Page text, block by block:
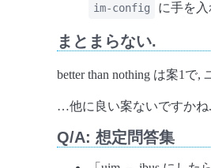
im-config に手を
まとまらない.
better than nothing は案1で,
…他に良い案ないですかね.
Q/A: 想定問答集